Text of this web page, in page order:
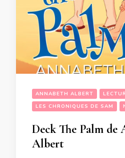
ANNABETH ALBERT
LES CHRONIQUES DE SAM
Deck The Palm de
Albert